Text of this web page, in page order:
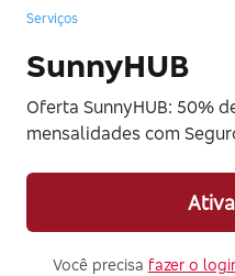
Serviços
SunnyHUB
Oferta SunnyHUB: 50%
mensalidades com
Você precisa fazer o